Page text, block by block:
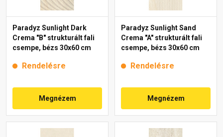
Paradyz Sunlight Dark
Crema "B" strukturált fali
csempe, bézs 30x60 cm
Rendelésre
Megnézem
Paradyz Sunlight Sand
Crema "A" strukturált fali
csempe, bézs 30x60 cm
Rendelésre
Megnézem